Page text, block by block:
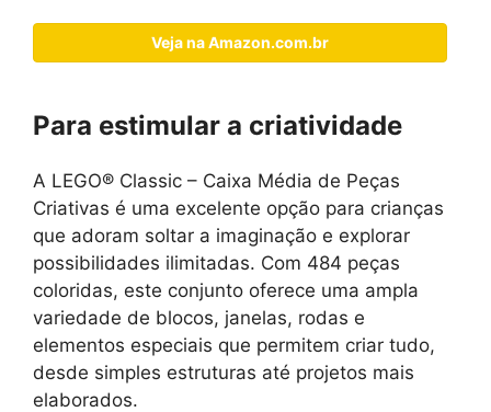
Veja na Amazon.com.br
Para estimular a criatividade
A LEGO® Classic – Caixa Média de Peças
Criativas é uma excelente opção para crianças
que adoram soltar a imaginação e explorar
possibilidades ilimitadas. Com 484 peças
coloridas, este conjunto oferece uma ampla
variedade de blocos, janelas, rodas e
elementos especiais que permitem criar tudo,
desde simples estruturas até projetos mais
elaborados.